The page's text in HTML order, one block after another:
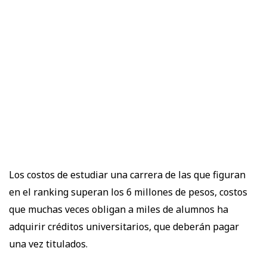
Los costos de estudiar una carrera de las que figuran
en el ranking superan los 6 millones de pesos, costos
que muchas veces obligan a miles de alumnos ha
adquirir créditos universitarios, que deberán pagar
una vez titulados.